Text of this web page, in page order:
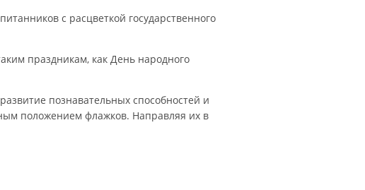
с расцветкой государственного
праздникам, как День народного
познавательных способностей и
положением флажков. Направляя их в